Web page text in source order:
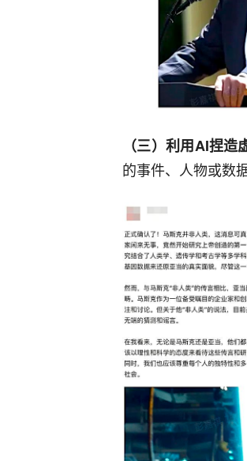
（三）利用AI捏造
的事件、人物或数